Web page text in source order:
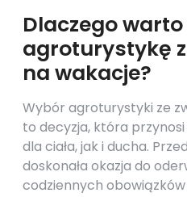
Dlaczego
agroturystykę
na wakacje?
Wybór agroturystyki ze
to decyzja, która
dla ciała, jak i ducha.
doskonała okazja do
codziennych